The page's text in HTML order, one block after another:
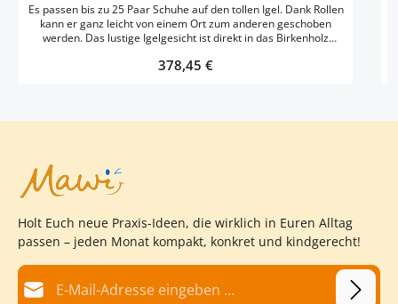
Es passen bis zu 25 Paar Schuhe auf den tollen Igel. Dank Rollen
kann er ganz leicht von einem Ort zum anderen geschoben
werden. Das lustige Igelgesicht ist direkt in das Birkenholz
Mehrschichtlack (speziell für Spielwaren).Hergestellt in
Regulärer Preis:
378,45 €
Holt Euch neue Praxis-Ideen, die wirklich in Euren Alltag
passen – jeden Monat kompakt, konkret und kindgerecht!
E-Mail-Adresse*